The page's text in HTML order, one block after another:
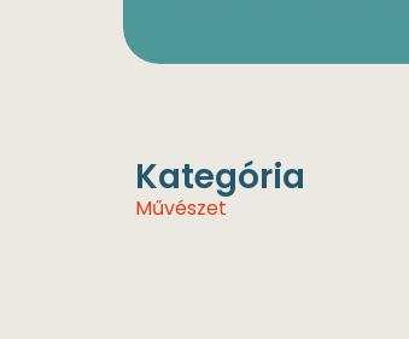
Kategória
Művészet